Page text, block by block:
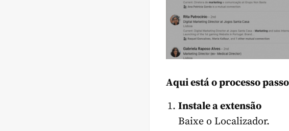
Aqui está o processo
Instale a extensão
Baixe o Localizador.